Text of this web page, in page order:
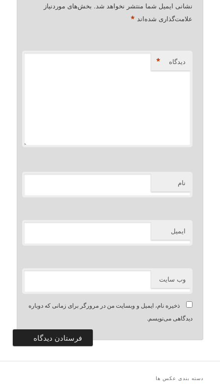
نشانی ایمیل شما منتشر نخواهد شد. بخش‌های موردنیاز
علامت‌گذاری شده‌اند *
دیدگاه *
نام
ایمیل
وب‌ سایت
ذخیره نام، ایمیل و وبسایت من در مرورگر برای زمانی که دوباره
دیدگاهی می‌نویسم.
دسته بندی عکس ها